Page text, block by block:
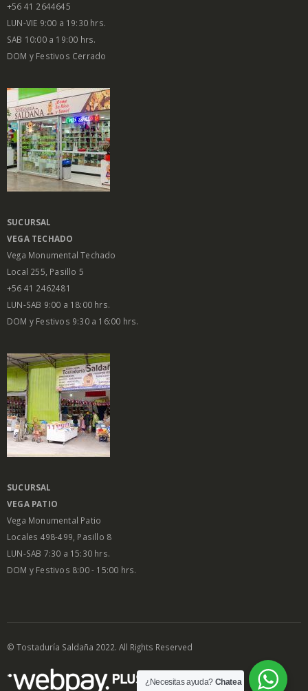
+56 41 2644645
LUN-VIE 9:00 a 19:30 hrs.
SAB 10:00 a 19:00 hrs.
DOM y Festivos Cerrado
SUCURSAL
VEGA TECHADO
Vega Monumental Techado
Local 255, Pasillo 5
+56 41 2462481
LUN-SAB 9:00 a 18:00 hrs.
DOM y Festivos 9:30 a 16:00 hrs.
SUCURSAL
VEGA PATIO
Vega Monumental Patio
Locales 498-499, Pasillo 8
LUN-SAB 7:30 a 15:30 hrs.
DOM y Festivos 8:00 - 15:00 hrs.
© Tostaduría Saldaña 2022. All Rights Reserved
¿Necesitas ayuda? Chatea